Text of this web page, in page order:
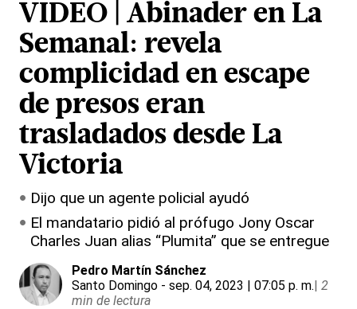
VIDEO | Abinader en La
Semanal: revela
complicidad en escape
de presos eran
trasladados desde La
Victoria
Dijo que un agente policial ayudó
El mandatario pidió al prófugo Jony Oscar
Charles Juan alias “Plumita” que se entregue
Pedro Martín Sánchez
Santo Domingo - sep. 04, 2023 | 07:05 p. m.| 2
min de lectura